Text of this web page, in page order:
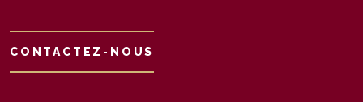
CONTACTEZ-NOUS